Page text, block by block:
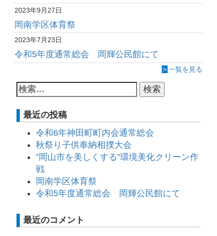
2023年9月27日
岡南学区体育祭
2023年7月23日
令和5年度通常総会 岡輝公民館にて
> 一覧を見る
最近の投稿
令和6年神田町町内会通常総会
秋祭り子供奉納相撲大会
”岡山市を美しくする”環境美化クリーン作
戦
岡南学区体育祭
令和5年度通常総会 岡輝公民館にて
最近のコメント